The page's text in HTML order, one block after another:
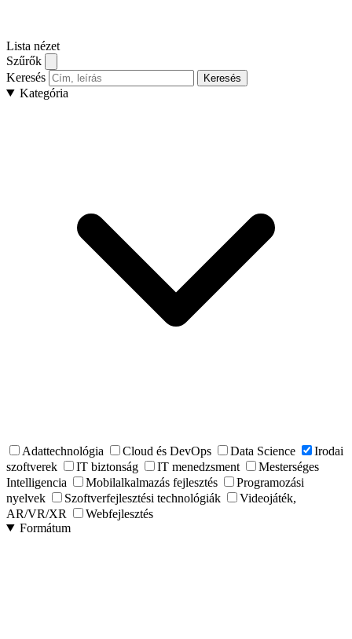
Lista nézet
Szűrők
Keresés
Keresés
Kategória
Adattechnológia Cloud és DevOps Data Science
Irodai
szoftverek
IT biztonság IT menedzsment
Mesterséges
Intelligencia
Mobilalkalmazás fejlesztés
Programozási
nyelvek
Szoftverfejlesztési technológiák
Videojáték,
AR/VR/XR
Webfejlesztés
Formátum